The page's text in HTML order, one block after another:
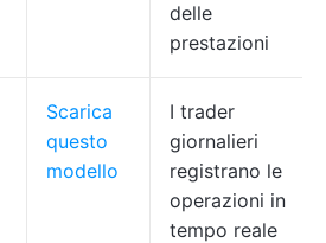
delle
prestazioni
Scarica
questo
modello
I trader
giornalieri
registrano le
operazioni in
tempo reale